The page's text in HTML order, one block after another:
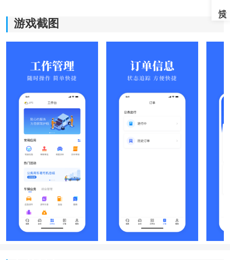
1.用车的时候产生的所有费用明细都可以直观的去展现。
2.提供了大量的爱车服务，可以直接带来不一样的服务入
口使用起来特别省心便捷。
3.选择公务任务级别的时候，也可以根据实际的任务要求
去设定。
游戏截图